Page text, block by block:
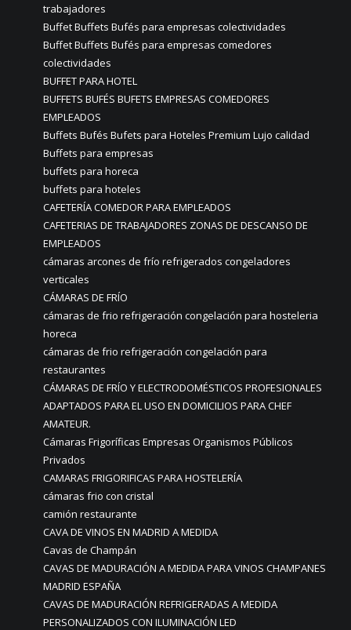
trabajadores
Buffet Buffets Bufés para empresas colectividades
Buffet Buffets Bufés para empresas comedores
colectividades
BUFFET PARA HOTEL
BUFFETS BUFÉS BUFETS EMPRESAS COMEDORES
EMPLEADOS
Buffets Bufés Bufets para Hoteles Premium Lujo calidad
Buffets para empresas
buffets para horeca
buffets para hoteles
CAFETERÍA COMEDOR PARA EMPLEADOS
CAFETERIAS DE TRABAJADORES ZONAS DE DESCANSO DE
EMPLEADOS
cámaras arcones de frío refrigerados congeladores
verticales
CÁMARAS DE FRÍO
cámaras de frio refrigeración congelación para hosteleria
horeca
cámaras de frio refrigeración congelación para
restaurantes
CÁMARAS DE FRÍO Y ELECTRODOMÉSTICOS PROFESIONALES
ADAPTADOS PARA EL USO EN DOMICILIOS PARA CHEF
AMATEUR.
Cámaras Frigoríficas Empresas Organismos Públicos
Privados
CAMARAS FRIGORIFICAS PARA HOSTELERÍA
cámaras frio con cristal
camión restaurante
CAVA DE VINOS EN MADRID A MEDIDA
Cavas de Champán
CAVAS DE MADURACIÓN A MEDIDA PARA VINOS CHAMPANES
MADRID ESPAÑA
CAVAS DE MADURACIÓN REFRIGERADAS A MEDIDA
PERSONALIZADOS CON ILUMINACIÓN LED